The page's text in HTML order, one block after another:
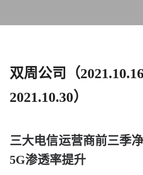
双周公司（
2021.10.30）
三大电信运营商前三季
5G渗透率提升